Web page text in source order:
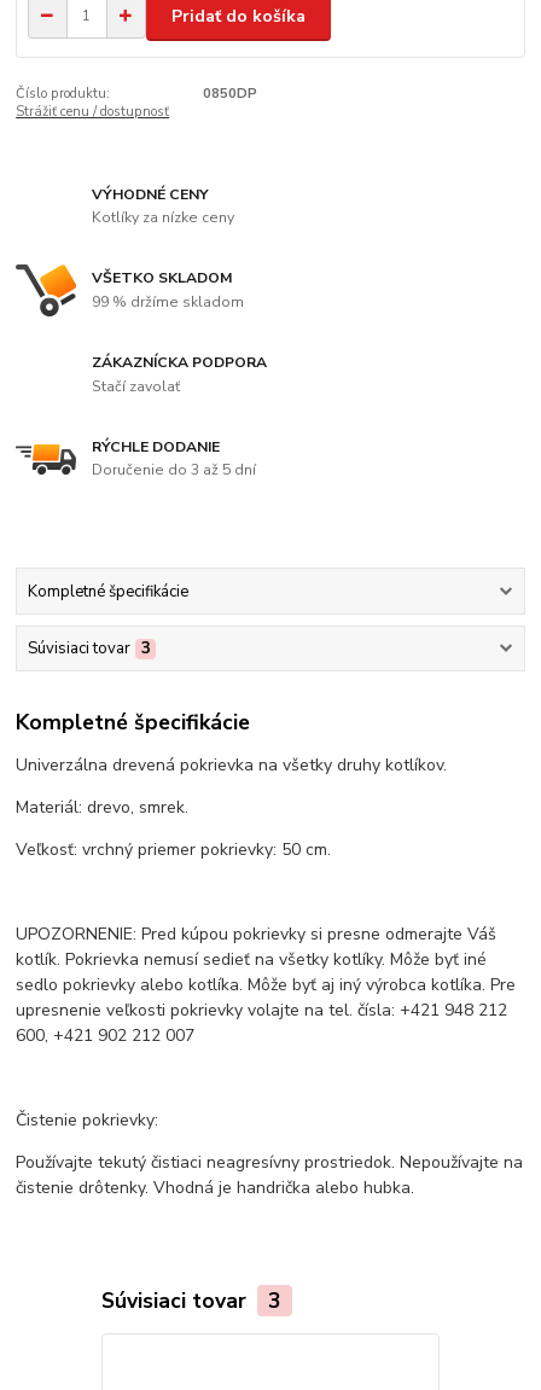
Pridať do košíka
Číslo produktu:
0850DP
Strážiť cenu / dostupnosť
VÝHODNÉ CENY
Kotlíky za nízke ceny
VŠETKO SKLADOM
99 % držíme skladom
ZÁKAZNÍCKA PODPORA
Stačí zavolať
RÝCHLE DODANIE
Doručenie do 3 až 5 dní
Kompletné špecifikácie
Súvisiaci tovar 3
Kompletné špecifikácie
Univerzálna drevená pokrievka na všetky druhy kotlíkov.
Materiál: drevo, smrek.
Veľkosť: vrchný priemer pokrievky: 50 cm.
UPOZORNENIE: Pred kúpou pokrievky si presne odmerajte Váš
kotlík. Pokrievka nemusí sedieť na všetky kotlíky. Môže byť iné
sedlo pokrievky alebo kotlíka. Môže byť aj iný výrobca kotlíka. Pre
upresnenie veľkosti pokrievky volajte na tel. čísla: +421 948 212
600, +421 902 212 007
Čistenie pokrievky:
Používajte tekutý čistiaci neagresívny prostriedok. Nepoužívajte na
čistenie drôtenky. Vhodná je handrička alebo hubka.
Súvisiaci tovar 3